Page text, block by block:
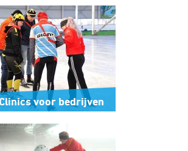
voor bedrijven